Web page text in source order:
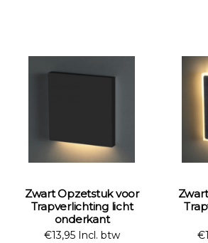
Zwart Opzetstuk voor
Trapverlichting licht
rondom
€15,50 Incl. btw